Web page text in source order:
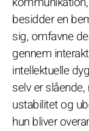
besidder en
sig, omfavne
gennem
intellektuelle
selv er
ustabilitet og
hun bliver